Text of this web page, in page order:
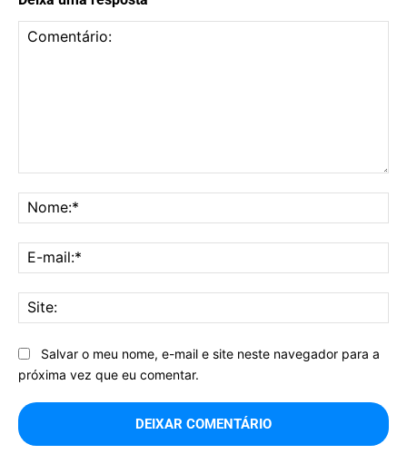
Salvar o meu nome, e-mail e site neste navegador para a
próxima vez que eu comentar.